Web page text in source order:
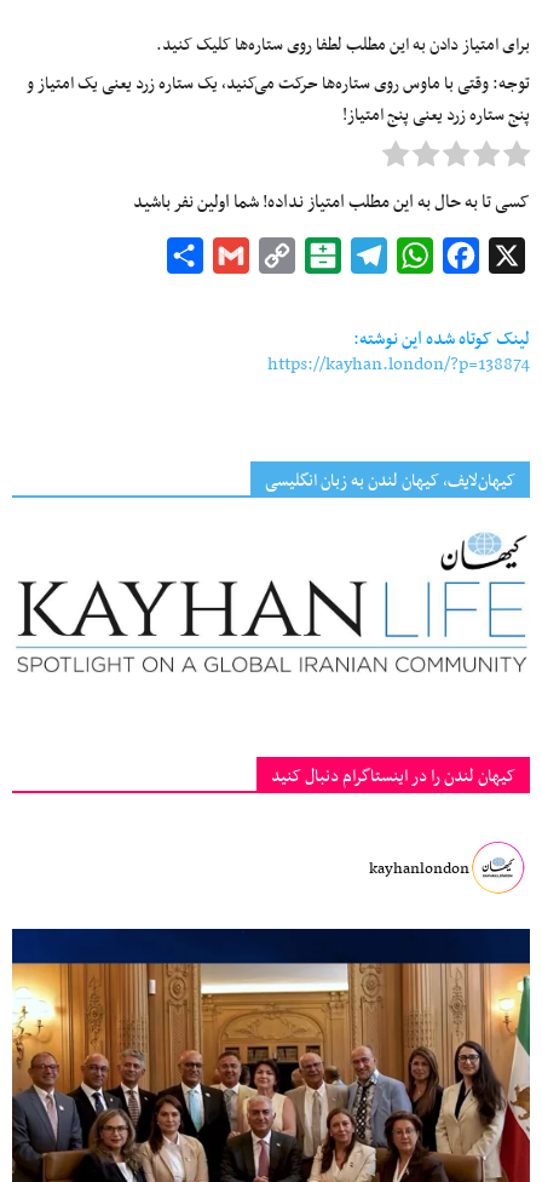
برای امتیاز دادن به این مطلب لطفا روی ستاره‌ها کلیک کنید.
توجه: وقتی با ماوس روی ستاره‌ها حرکت می‌کنید، یک ستاره زرد یعنی یک امتیاز و
پنج ستاره زرد یعنی پنج امتیاز!
کسی تا به حال به این مطلب امتیاز نداده! شما اولین نفر باشید
Facebook
WhatsApp
Telegram
Balatarin
Copy
Gmail
لینک کوتاه شده این نوشته:
https://kayhan.london/?p=138874
کیهان‌لایف، کیهان لندن به زبان انگلیسی
کیهان لندن را در اینستاگرام دنبال کنید
kayhanlondon